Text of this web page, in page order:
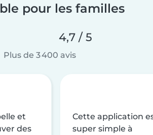
pour les familles
4,7 / 5
Plus de 3 400 avis
et
des
Cette application
super simple à